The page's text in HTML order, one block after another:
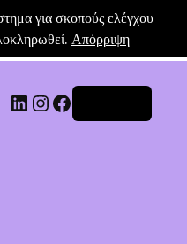
για σκοπούς ελέγχου —
Απόρριψη